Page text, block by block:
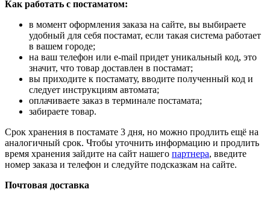
Как работать с постаматом:
в момент оформления заказа на сайте, вы выбираете
удобный для себя постамат, если такая система работает
в вашем городе;
на ваш телефон или e-mail придет уникальный код, это
значит, что товар доставлен в постамат;
вы приходите к постамату, вводите полученный код и
следует инструкциям автомата;
оплачиваете заказ в терминале постамата;
забираете товар.
Срок хранения в постамате 3 дня, но можно продлить ещё на
аналогичный срок. Чтобы уточнить информацию и продлить
время хранения зайдите на сайт нашего партнера, введите
номер заказа и телефон и следуйте подсказкам на сайте.
Почтовая доставка